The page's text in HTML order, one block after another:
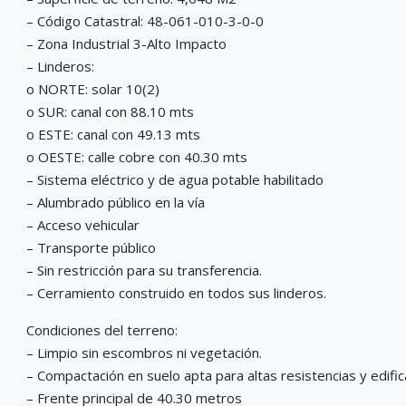
– Código Catastral: 48-061-010-3-0-0
– Zona Industrial 3-Alto Impacto
– Linderos:
o NORTE: solar 10(2)
o SUR: canal con 88.10 mts
o ESTE: canal con 49.13 mts
o OESTE: calle cobre con 40.30 mts
– Sistema eléctrico y de agua potable habilitado
– Alumbrado público en la vía
– Acceso vehicular
– Transporte público
– Sin restricción para su transferencia.
– Cerramiento construido en todos sus linderos.
Condiciones del terreno:
– Limpio sin escombros ni vegetación.
– Compactación en suelo apta para altas resistencias y
– Frente principal de 40.30 metros